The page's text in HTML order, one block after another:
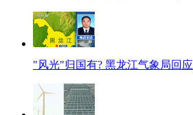
"风光"归国有? 黑龙江气象局回应